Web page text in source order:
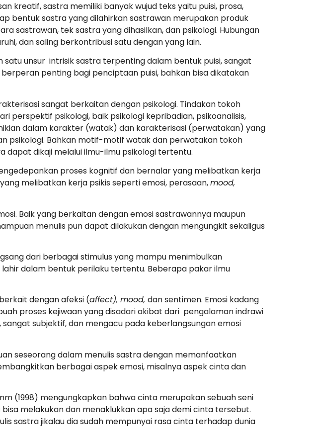
kreatif, sastra memiliki banyak wujud teks yaitu puisi, prosa,
bentuk sastra yang dilahirkan sastrawan merupakan produk
sastrawan, tek sastra yang dihasilkan, dan psikologi. Hubungan
dan saling berkontribusi satu dengan yang lain.
satu unsur intrisik sastra terpenting dalam bentuk puisi, sangat
penting bagi penciptaan puisi, bahkan bisa dikatakan
sangat berkaitan dengan psikologi. Tindakan tokoh
perspektif psikologi, baik psikologi kepribadian, psikoanalisis,
dalam karakter (watak) dan karakterisasi (perwatakan) yang
psikologi. Bahkan motif-motif watak dan perwatakan tokoh
dapat dikaji melalui ilmu-ilmu psikologi tertentu.
proses kognitif dan bernalar yang melibatkan kerja
melibatkan kerja psikis seperti emosi, perasaan,mood,
Baik yang berkaitan dengan emosi sastrawannya maupun
menulis pun dapat dilakukan dengan mengungkit sekaligus
dari berbagai stimulus yang mampu menimbulkan
dalam bentuk perilaku tertentu. Beberapa pakar ilmu
dengan afeksi (affect), mood, dan sentimen. Emosi kadang
proses kejiwaan yang disadari akibat dari pengalaman indrawi
subjektif, dan mengacu pada keberlangsungan emosi
seseorang dalam menulis sastra dengan memanfaatkan
berbagai aspek emosi, misalnya aspek cinta dan
(1998) mengungkapkan bahwa cinta merupakan sebuah seni
melakukan dan menaklukkan apa saja demi cinta tersebut.
sastra jikalau dia sudah mempunyai rasa cinta terhadap dunia